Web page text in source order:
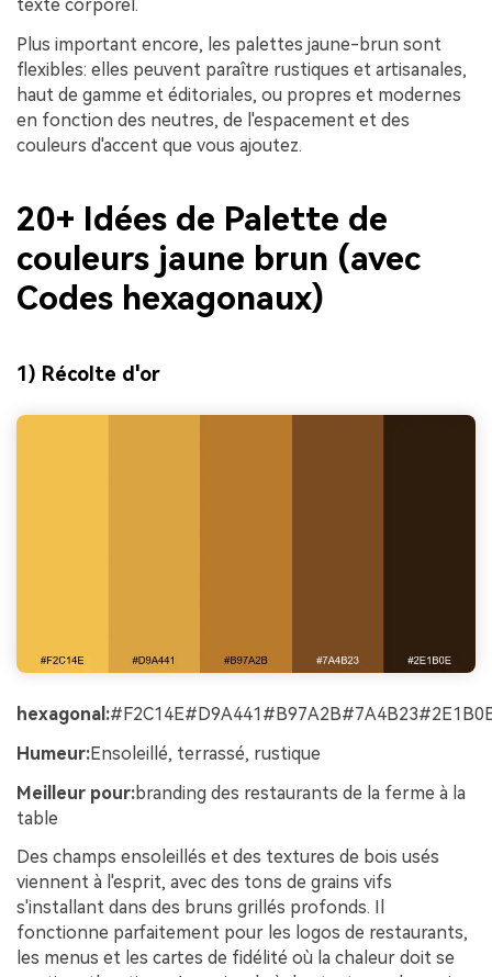
texte corporel.
Plus important encore, les palettes jaune-brun sont
flexibles: elles peuvent paraître rustiques et artisanales,
haut de gamme et éditoriales, ou propres et modernes
en fonction des neutres, de l'espacement et des
couleurs d'accent que vous ajoutez.
20+ Idées de Palette de
couleurs jaune brun (avec
Codes hexagonaux)
1) Récolte d'or
hexagonal:
Humeur:Ensoleillé, terrassé, rustique
Meilleur pour:branding des restaurants de la ferme à la
table
Des champs ensoleillés et des textures de bois usés
viennent à l'esprit, avec des tons de grains vifs
s'installant dans des bruns grillés profonds. Il
fonctionne parfaitement pour les logos de restaurants,
les menus et les cartes de fidélité où la chaleur doit se